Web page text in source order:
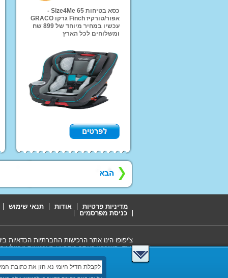
כסא בטיחות Size4Me 65 -
אפור/טורקיז Finch גרקו GRACO
עכשיו במחיר מיוחד של 899 שח
ומשלוחים לכל הארץ
מדיניות פרטיות אודות תנאי שימוש
כניסת מפרסמים
צ'יפופו הינו אתר הרכישות החברתיות הכדאיות
ועוד. השימוש באתר מתבצע באמצעות
עבורכם את הרכישות החברתיות הכדאיות